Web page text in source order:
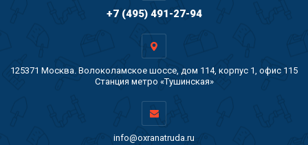
+7 (495) 491-27-94
125371 Москва. Волоколамское шоссе, дом 114, корпус 1, офис 115
Станция метро «Тушинская»
info@oxranatruda.ru